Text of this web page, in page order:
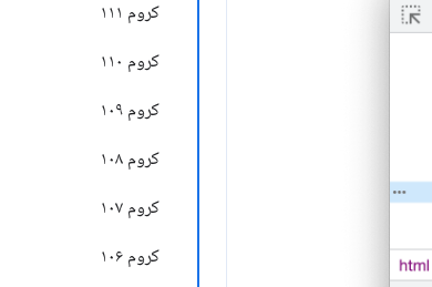
کروم ۱۱۱
کروم ۱۱۰
کروم ۱۰۹
کروم ۱۰۸
کروم ۱۰۷
کروم ۱۰۶